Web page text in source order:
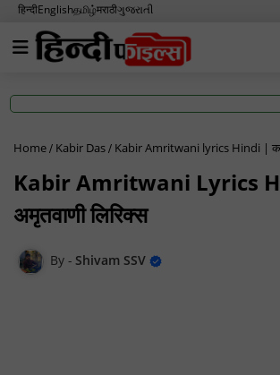
हिन्दीEnglishதமிழ்मराठीગુજરાતી
Home Kabir Das Kabir Amritwani lyrics Hindi |
Kabir Amritwani Lyrics
अमृतवाणी लिरिक्स
Shivam SSV